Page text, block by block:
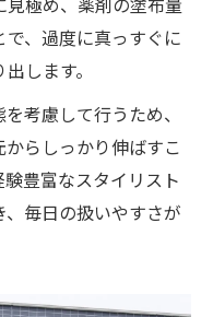
、過度に真っすぐに
します。
考慮して行うため、
らしっかり伸ばすこ
豊富なスタイリスト
毎日の扱いやすさが